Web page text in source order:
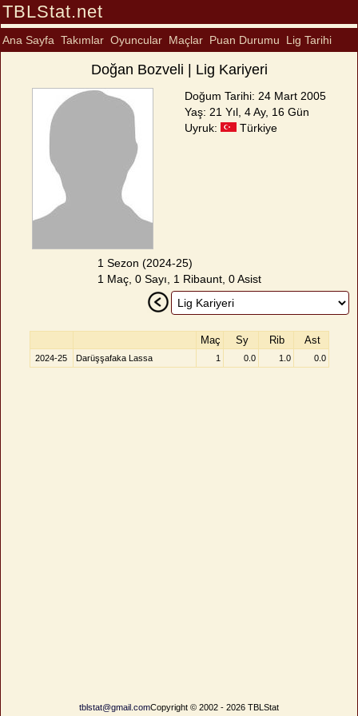
TBLStat.net
Ana Sayfa Takımlar Oyuncular Maçlar Puan Durumu Lig Tarihi
Doğan Bozveli | Lig Kariyeri
Doğum Tarihi: 24 Mart 2005
Yaş: 21 Yıl, 4 Ay, 16 Gün
Uyruk:
Türkiye
1 Sezon (2024-25)
1 Maç, 0 Sayı, 1 Ribaunt, 0 Asist
Maç Sy Rib Ast
2024-25 Darüşşafaka Lassa 1 0.0 1.0 0.0
tblstat@gmail.comCopyright © 2002 - 2026 TBLStat